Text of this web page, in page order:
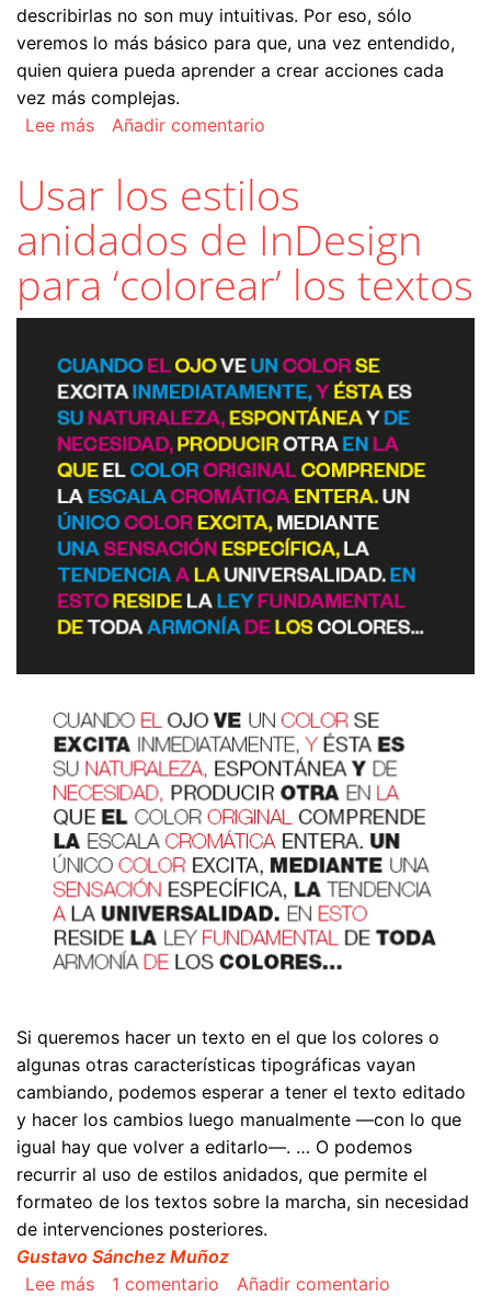
describirlas no son muy intuitivas. Por eso, sólo
veremos lo más básico para que, una vez entendido,
quien quiera pueda aprender a crear acciones cada
vez más complejas.
Lee mássobre Cómo hacer con Acrobat la
Añadir comentario
Usar los estilos
anidados de InDesign
para ‘colorear’ los textos
Si queremos hacer un texto en el que los colores o
algunas otras características tipográficas vayan
cambiando, podemos esperar a tener el texto editado
y hacer los cambios luego manualmente —con lo que
igual hay que volver a editarlo—. … O podemos
recurrir al uso de estilos anidados, que permite el
formateo de los textos sobre la marcha, sin necesidad
de intervenciones posteriores.
Gustavo Sánchez Muñoz
Lee mássobre Usar los estilos anidados de InDesign
1 comentario Añadir comentario